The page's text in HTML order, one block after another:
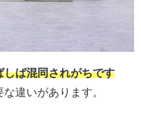
ば混同されがちです
違いがあります。